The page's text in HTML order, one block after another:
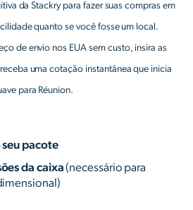
da Stackry para fazer suas compras em
quanto se você fosse um local.
de envio nos EUA sem custo, insira as
uma cotação instantânea que inicia
para Réunion.
seu pacote
da caixa(necessário para